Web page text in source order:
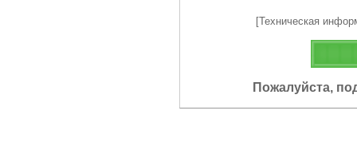
[Техническая
Пожалуйста,